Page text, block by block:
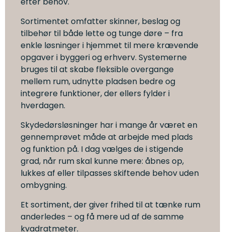
Sortimentet omfatter skinner, beslag og
tilbehør til både lette og tunge døre – fra
enkle løsninger i hjemmet til mere krævende
opgaver i byggeri og erhverv. Systemerne
bruges til at skabe fleksible overgange
mellem rum, udnytte pladsen bedre og
integrere funktioner, der ellers fylder i
hverdagen.
Skydedørsløsninger har i mange år været en
gennemprøvet måde at arbejde med plads
og funktion på. I dag vælges de i stigende
grad, når rum skal kunne mere: åbnes op,
lukkes af eller tilpasses skiftende behov uden
ombygning.
Et sortiment, der giver frihed til at tænke rum
anderledes – og få mere ud af de samme
kvadratmeter.